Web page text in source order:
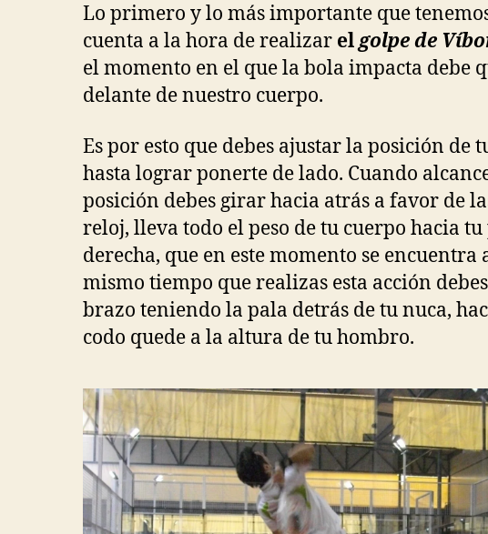
Lo primero y lo más importante que
cuenta a la hora de realizar elgolpe de
el momento en el que la bola impacta debe
delante de nuestro cuerpo.
Es por esto que debes ajustar la posición de
hasta lograr ponerte de lado. Cuando
posición debes girar hacia atrás a favor de
reloj, lleva todo el peso de tu cuerpo hacia
derecha, que en este momento se encuentra
mismo tiempo que realizas esta acción
brazo teniendo la pala detrás de tu nuca,
codo quede a la altura de tu hombro.